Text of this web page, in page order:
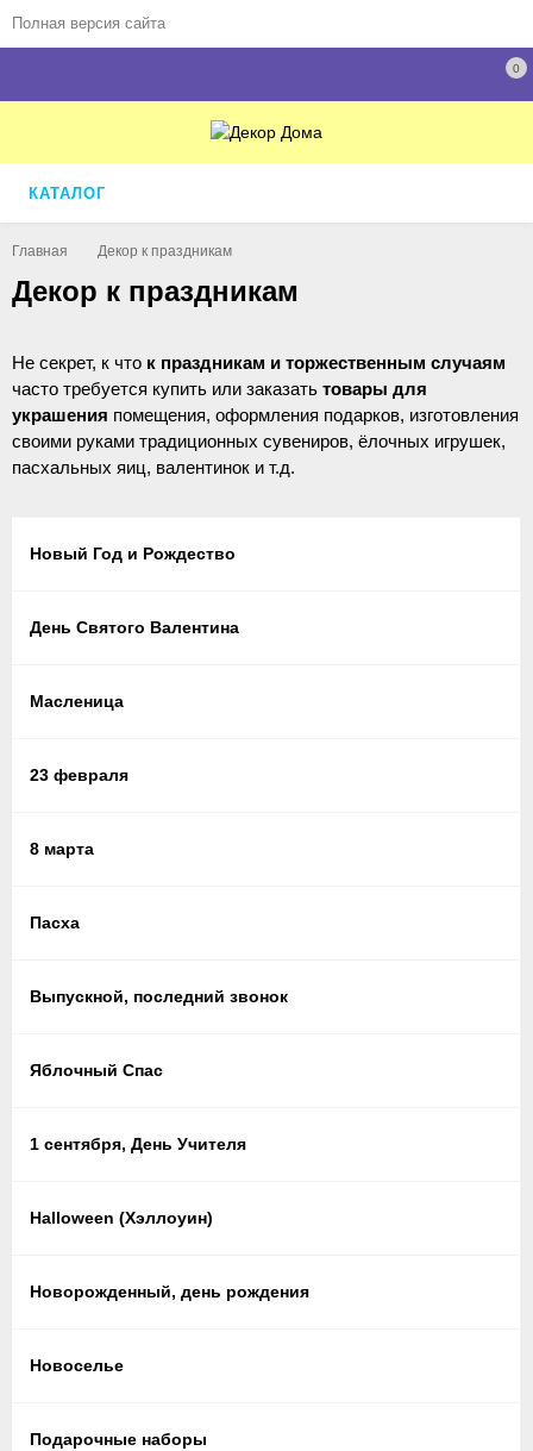
Полная версия сайта
0
КАТАЛОГ
Главная Декор к праздникам
Декор к праздникам
Не секрет, к что к праздникам и торжественным случаям
часто требуется купить или заказать товары для
украшения помещения, оформления подарков, изготовления
своими руками традиционных сувениров, ёлочных игрушек,
пасхальных яиц, валентинок и т.д.
Пасха, 8 Марта, свадьба, 1 сентября, Хеллоуин
Новый Год и Рождество
День Святого Валентина
Масленица
23 февраля
8 марта
Пасха
Выпускной, последний звонок
Яблочный Спас
1 сентября, День Учителя
Halloween (Хэллоуин)
Новорожденный, день рождения
Новоселье
Подарочные наборы